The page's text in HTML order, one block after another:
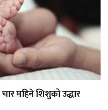
महिने शिशुको उद्धार